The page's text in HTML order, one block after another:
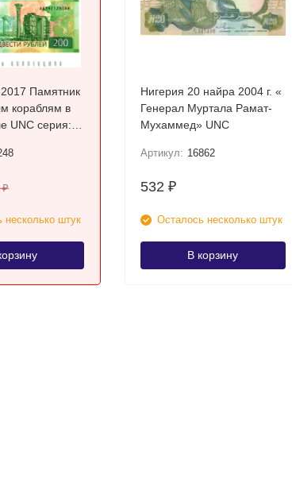
Памятник
кораблям в
₽
несколько штук
Нигерия 20 найра 2004 г. «
Генерал Муртала Рамат-
Мухаммед» UNC
Артикул: 16862
532 ₽
Осталось несколько штук
В корзину